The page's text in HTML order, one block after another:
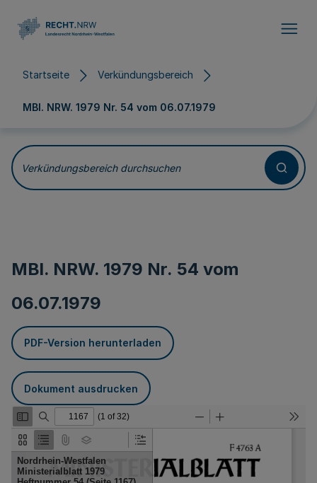
Startseite Verkündungsbereich
MBl. NRW. 1979 Nr. 54 vom 06.07.1979
Verkündungsbereich durchsuchen
MBl. NRW. 1979 Nr. 54 vom
06.07.1979
PDF-Version herunterladen
Dokument ausdrucken